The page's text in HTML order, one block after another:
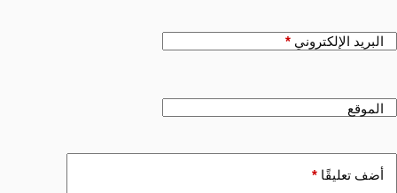
البريد الإلكتروني *
الموقع
أضف تعليقًا *